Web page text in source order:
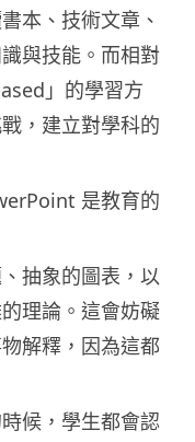
本、技術文章、
與技能。而相對
」的學習方
，建立對學科的
是教育的
抽象的圖表，以
理論。這會妨礙
解釋，因為這都
候，學生都會認